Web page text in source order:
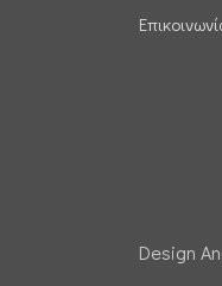
Design